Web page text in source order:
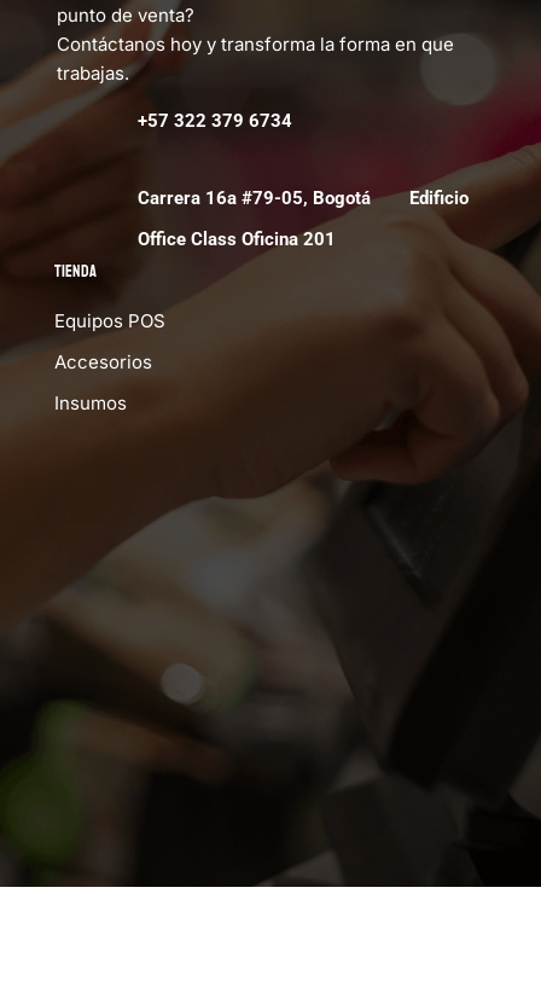
punto de venta?
Contáctanos hoy y transforma la forma en que
trabajas.
+57 322 379 6734
Carrera 16a #79-05, Bogotá Edificio
Office Class Oficina 201
Tienda
Equipos POS
Accesorios
Insumos